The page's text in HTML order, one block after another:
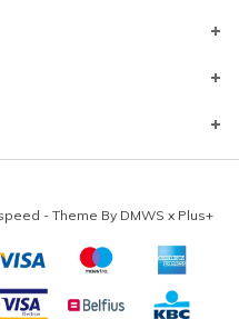
- Theme By DMWS x Plus+